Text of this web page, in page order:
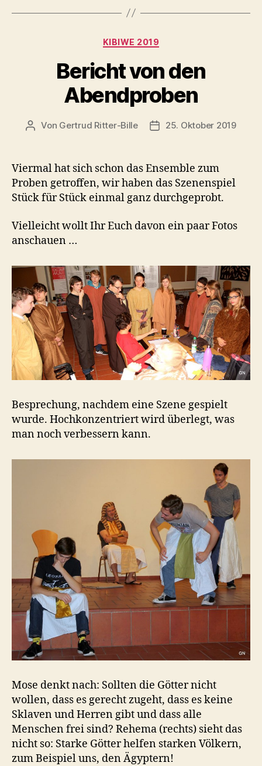
Kategorien
KIBIWE 2019
Bericht von den
Abendproben
Beitragsautor
Von Gertrud Ritter-Bille Veröffentlichungsdatum
25. Oktober 2019
Viermal hat sich schon das Ensemble zum
Proben getroffen, wir haben das Szenenspiel
Stück für Stück einmal ganz durchgeprobt.
Vielleicht wollt Ihr Euch davon ein paar Fotos
anschauen …
Besprechung, nachdem eine Szene gespielt
wurde. Hochkonzentriert wird überlegt, was
man noch verbessern kann.
Mose denkt nach: Sollten die Götter nicht
wollen, dass es gerecht zugeht, dass es keine
Sklaven und Herren gibt und dass alle
Menschen frei sind? Rehema (rechts) sieht das
nicht so: Starke Götter helfen starken Völkern,
zum Beispiel uns, den Ägyptern!